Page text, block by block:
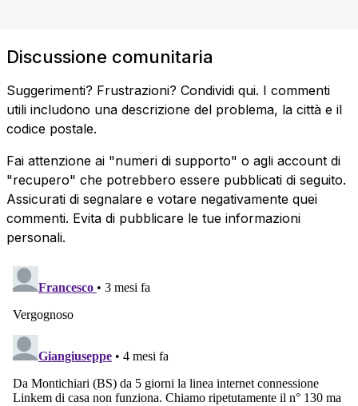
Discussione comunitaria
Suggerimenti? Frustrazioni? Condividi qui. I commenti
utili includono una descrizione del problema, la città e il
codice postale.
Fai attenzione ai "numeri di supporto" o agli account di
"recupero" che potrebbero essere pubblicati di seguito.
Assicurati di segnalare e votare negativamente quei
commenti. Evita di pubblicare le tue informazioni
personali.